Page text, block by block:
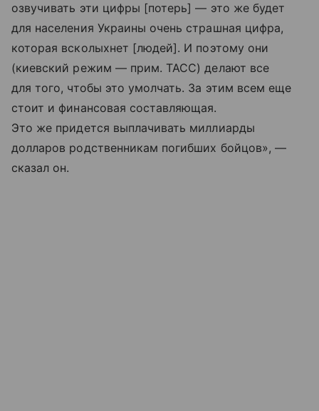
озвучивать эти цифры [потерь] — это же будет
для населения Украины очень страшная цифра,
которая всколыхнет [людей]. И поэтому они
(киевский режим — прим. ТАСС) делают все
для того, чтобы это умолчать. За этим всем еще
стоит и финансовая составляющая.
Это же придется выплачивать миллиарды
долларов родственникам погибших бойцов», —
сказал он.